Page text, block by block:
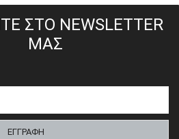
ΣΤΟ NEWSLETTER
ΜΑΣ